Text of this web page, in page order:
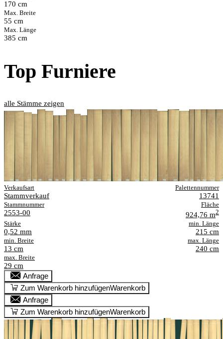
170 cm
Max. Breite
55 cm
Max. Länge
385 cm
Top Furniere
alle Stämme zeigen
Verkaufsart
Stammverkauf
Palettennummer
13741
Stammnummer
2553-00
Fläche
924,76 m2
Stärke
0,52 mm
min. Länge
215 cm
min. Breite
13 cm
max. Länge
240 cm
max. Breite
29 cm
Anfrage
Zum Warenkorb hinzufügenWarenkorb
Anfrage
Zum Warenkorb hinzufügenWarenkorb